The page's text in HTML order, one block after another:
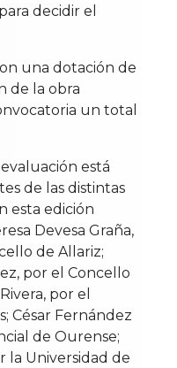
decidir el
una dotación de
de la obra
un total
está
de las distintas
esta edición
Devesa Graña,
de Allariz;
por el Concello
por el
César Fernández
de Ourense;
la Universidad de